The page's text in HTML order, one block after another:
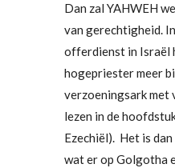
Dan zal YAHWEH
van gerechtigheid.
offerdienst in Israël
hogepriester meer
verzoeningsark met
lezen in de
Ezechiël). Het is
wat er op Golgotha